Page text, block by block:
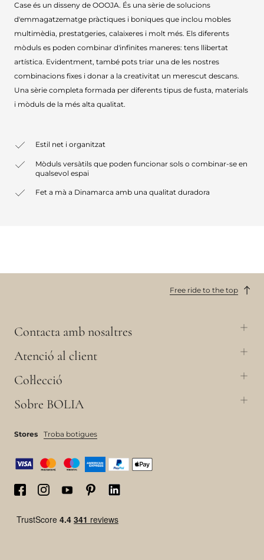
Case és un disseny de OOOJA. És una sèrie de solucions
d'emmagatzematge pràctiques i boniques que inclou mobles
multimèdia, prestatgeries, calaixeres i molt més. Els diferents
mòduls es poden combinar d'infinites maneres: tens llibertat
artística. Evidentment, també pots triar una de les nostres
combinacions fixes i donar a la creativitat un merescut descans.
Una sèrie completa formada per diferents tipus de fusta, materials
i mòduls de la més alta qualitat.
Estil net i organitzat
Mòduls versàtils que poden funcionar sols o combinar-se en
qualsevol espai
Fet a mà a Dinamarca amb una qualitat duradora
Free ride to the top
Contacta amb nosaltres
Atenció al client
Col·lecció
Sobre BOLIA
Stores Troba botigues